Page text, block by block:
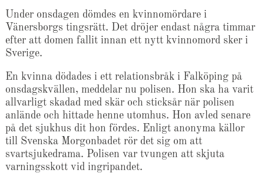
Under onsdagen dömdes en kvinnomördare i
Vänersborgs tingsrätt. Det dröjer endast några timmar
efter att domen fallit innan ett nytt kvinnomord sker i
Sverige.
En kvinna dödades i ett relationsbråk i Falköping på
onsdagskvällen, meddelar nu polisen. Hon ska ha varit
allvarligt skadad med skär och sticksår när polisen
anlände och hittade henne utomhus. Hon avled senare
på det sjukhus dit hon fördes. Enligt anonyma källor
till Svenska Morgonbadet rör det sig om att
svartsjukedrama. Polisen var tvungen att skjuta
varningsskott vid ingripandet.